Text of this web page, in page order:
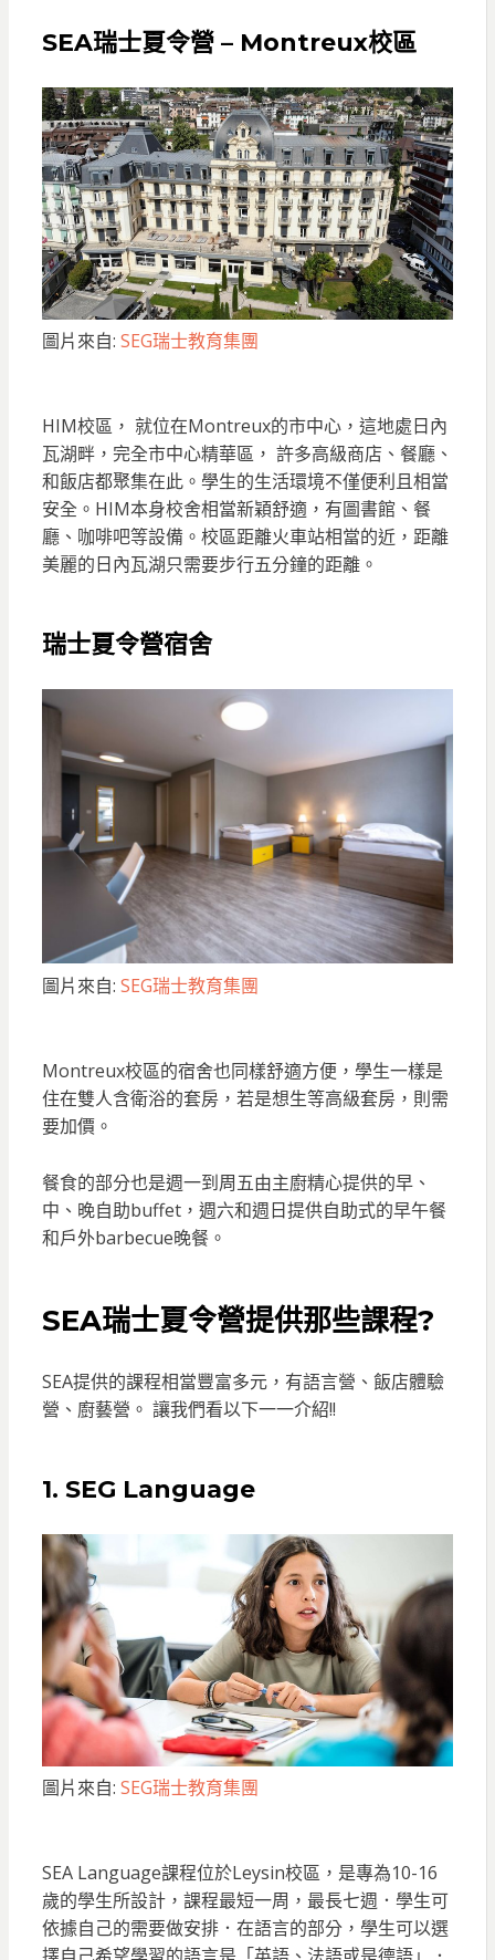
SEA瑞士夏令營 – Montreux校區
圖片來自: SEG瑞士教育集團
HIM校區， 就位在Montreux的市中心，這地處日內
瓦湖畔，完全市中心精華區， 許多高級商店、餐廳、
和飯店都聚集在此。學生的生活環境不僅便利且相當
安全。HIM本身校舍相當新穎舒適，有圖書館、餐
廳、咖啡吧等設備。校區距離火車站相當的近，距離
美麗的日內瓦湖只需要步行五分鐘的距離。
瑞士夏令營宿舍
圖片來自: SEG瑞士教育集團
Montreux校區的宿舍也同樣舒適方便，學生一樣是
住在雙人含衛浴的套房，若是想生等高級套房，則需
要加價。
餐食的部分也是週一到周五由主廚精心提供的早、
中、晚自助buffet，週六和週日提供自助式的早午餐
和戶外barbecue晚餐。
SEA瑞士夏令營提供那些課程?
SEA提供的課程相當豐富多元，有語言營、飯店體驗
營、廚藝營。 讓我們看以下一一介紹!!
1. SEG Language
圖片來自: SEG瑞士教育集團
SEA Language課程位於Leysin校區，是專為10-16
歲的學生所設計，課程最短一周，最長七週．學生可
依據自己的需要做安排．在語言的部分，學生可以選